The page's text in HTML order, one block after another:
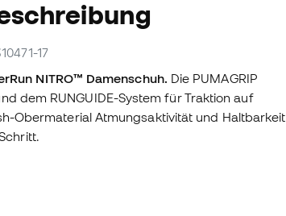
17
NITRO™ Damenschuh. Die PUMAGRIP
dem RUNGUIDE-System für Traktion auf
Obermaterial Atmungsaktivität und Haltbarkeit